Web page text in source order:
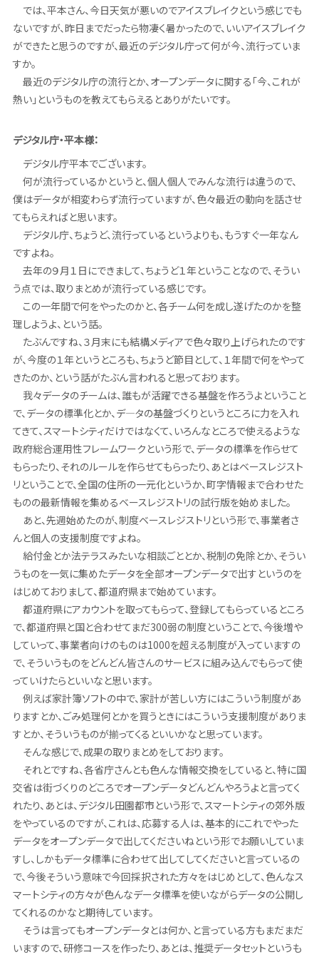
では、平本さん、今日天気が悪いのでアイスブレイクという感じでも
ないですが、昨日までだったら物凄く暑かったので、いいアイスブレイク
ができたと思うのですが、最近のデジタル庁って何が今、流行っていま
すか。
最近のデジタル庁の流行とか、オープンデータに関する「今、これが
熱い」というものを教えてもらえるとありがたいです。
デジタル庁・平本様：
デジタル庁平本でございます。
何が流行っているかというと、個人個人でみんな流行は違うので、
僕はデータが相変わらず流行っていますが、色々最近の動向を話させ
てもらえればと思います。
デジタル庁、ちょうど、流行っているというよりも、もうすぐ一年なん
ですよね。
去年の９月１日にできまして、ちょうど１年ということなので、そうい
う点では、取りまとめが流行っている感じです。
この一年間で何をやったのかと、各チーム何を成し遂げたのかを整
理しようよ、という話。
たぶんですね、３月末にも結構メディアで色々取り上げられたのです
が、今度の１年というところも、ちょうど節目として、１年間で何をやって
きたのか、という話がたぶん言われると思っております。
我々データのチームは、誰もが活躍できる基盤を作ろうよということ
で、データの標準化とか、デ―タの基盤づくりというところに力を入れ
てきて、スマートシティだけではなくて、いろんなところで使えるような
政府総合運用性フレームワークという形で、データの標準を作らせて
もらったり、それのルールを作らせてもらったり、あとはベースレジスト
リということで、全国の住所の一元化というか、町字情報まで合わせた
ものの最新情報を集めるベースレジストリの試行版を始めました。
あと、先週始めたのが、制度ベースレジストリという形で、事業者さ
んと個人の支援制度ですよね。
給付金とか法テラスみたいな相談ごととか、税制の免除とか、そうい
うものを一気に集めたデータを全部オープンデータで出すというのを
はじめておりまして、都道府県まで始めています。
都道府県にアカウントを取ってもらって、登録してもらっているところ
で、都道府県と国と合わせてまだ300弱の制度ということで、今後増や
していって、事業者向けのものは1000を超える制度が入っていますの
で、そういうものをどんどん皆さんのサービスに組み込んでもらって使
っていけたらといいなと思います。
例えば家計簿ソフトの中で、家計が苦しい方にはこういう制度があ
りますとか、ごみ処理何とかを買うときにはこういう支援制度がありま
すとか、そういうものが揃ってくるといいかなと思っています。
そんな感じで、成果の取りまとめをしております。
それとですね、各省庁さんとも色んな情報交換をしていると、特に国
交省は街づくりのどころでオープンデータどんどんやろうよと言ってく
れたり、あとは、デジタル田園都市という形で、スマートシティの郊外版
をやっているのですが、これは、応募する人は、基本的にこれでやった
データをオープンデータで出してくださいねという形でお願いしていま
すし、しかもデータ標準に合わせて出してしてくださいと言っているの
で、今後そういう意味で今回採択された方々をはじめとして、色んなス
マートシティの方々が色んなデータ標準を使いながらデータの公開し
てくれるのかなと期待しています。
そうは言ってもオープンデータとは何か、と言っている方もまだまだ
いますので、研修コースを作ったり、あとは、推奨データセットというも